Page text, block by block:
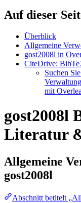
Auf dieser
Überblick
Allgemeine
gost2008l in
CiteDrive:
Suchen
mit
gost2008l
Literatur
Allgemeine
gost2008l
Abschnitt betitelt